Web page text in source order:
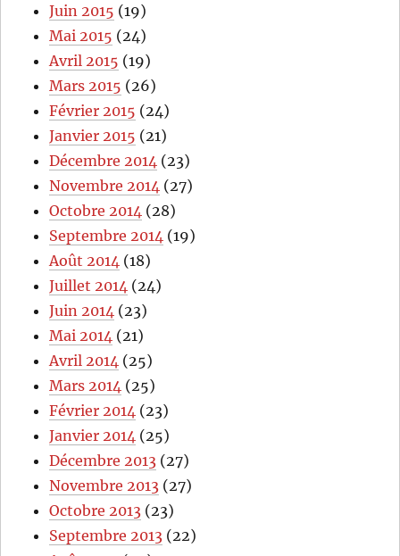
Juin 2015 (19)
Mai 2015 (24)
Avril 2015 (19)
Mars 2015 (26)
Février 2015 (24)
Janvier 2015 (21)
Décembre 2014 (23)
Novembre 2014 (27)
Octobre 2014 (28)
Septembre 2014 (19)
Août 2014 (18)
Juillet 2014 (24)
Juin 2014 (23)
Mai 2014 (21)
Avril 2014 (25)
Mars 2014 (25)
Février 2014 (23)
Janvier 2014 (25)
Décembre 2013 (27)
Novembre 2013 (27)
Octobre 2013 (23)
Septembre 2013 (22)